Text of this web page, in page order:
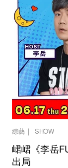
綜藝｜ SHOW
峮峮《李岳
出局